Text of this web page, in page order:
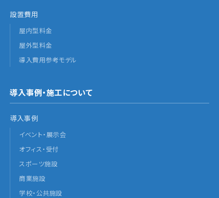
設置費用
屋内型料金
屋外型料金
導入費用参考モデル
導入事例・施工について
導入事例
イベント・展示会
オフィス・受付
スポーツ施設
商業施設
学校・公共施設